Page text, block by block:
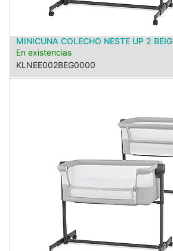
MINICUNA COLECHO NESTE UP 2 BEIG
En existencias
KLNEE002BEG0000